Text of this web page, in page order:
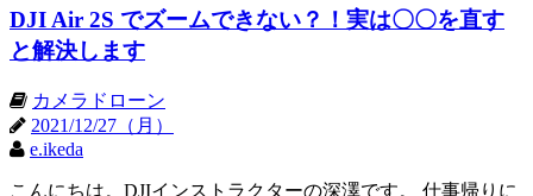
DJI Air 2S でズームできない？！実は〇〇を直す
と解決します
カメラドローン
2021/12/27（月）
e.ikeda
こんにちは。DJIインストラクターの深澤です。 仕事帰りに